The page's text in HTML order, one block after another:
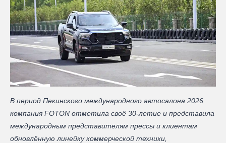
В период Пекинского международного автосалона 2026
компания FOTON отметила своё 30‑летие и представила
международным представителям прессы и клиентам
обновлённую линейку коммерческой техники,